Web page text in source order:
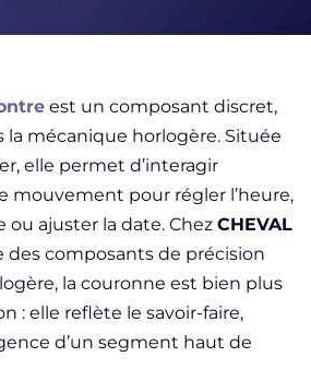
est un composant discret,
la mécanique horlogère. Située
elle permet d’interagir
mouvement pour régler l’heure,
ajuster la date. Chez CHEVAL
des composants de précision
la couronne est bien plus
: elle reflète le savoir-faire,
d’un segment haut de